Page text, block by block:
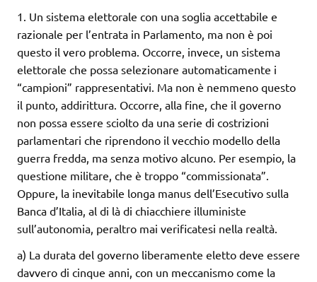
1. Un sistema elettorale con una soglia accettabile e
razionale per l’entrata in Parlamento, ma non è poi
questo il vero problema. Occorre, invece, un sistema
elettorale che possa selezionare automaticamente i
“campioni” rappresentativi. Ma non è nemmeno questo
il punto, addirittura. Occorre, alla fine, che il governo
non possa essere sciolto da una serie di costrizioni
parlamentari che riprendono il vecchio modello della
guerra fredda, ma senza motivo alcuno. Per esempio, la
questione militare, che è troppo “commissionata”.
Oppure, la inevitabile longa manus dell’Esecutivo sulla
Banca d’Italia, al di là di chiacchiere illuministe
sull’autonomia, peraltro mai verificatesi nella realtà.
a) La durata del governo liberamente eletto deve essere
davvero di cinque anni, con un meccanismo come la